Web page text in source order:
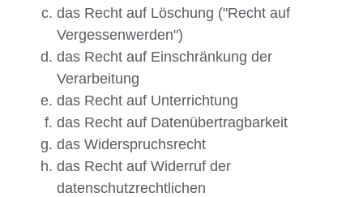
das Recht auf Löschung ("Recht auf
Vergessenwerden")
das Recht auf Einschränkung der
Verarbeitung
das Recht auf Unterrichtung
das Recht auf Datenübertragbarkeit
das Widerspruchsrecht
das Recht auf Widerruf der
datenschutzrechtlichen